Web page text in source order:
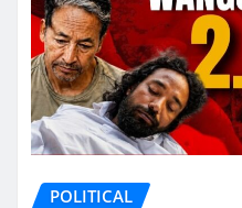
POLITICAL